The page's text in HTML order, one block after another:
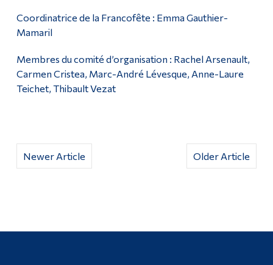
Coordinatrice de la Francofête : Emma Gauthier-
Mamaril
Membres du comité d’organisation : Rachel Arsenault,
Carmen Cristea, Marc-André Lévesque, Anne-Laure
Teichet, Thibault Vezat
Older Article
Newer Article